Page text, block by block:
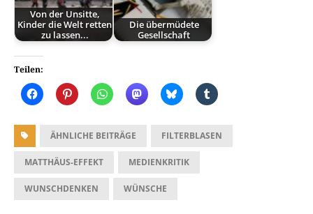
Von der Unsitte,
Kinder die Welt retten
zu lassen...
Die übermüdete
Gesellschaft
Teilen:
ÄHNLICHE BEITRÄGE FILTERBLASEN
MATTHÄUS-EFFEKT MEDIENKRITIK
WUNSCHDENKEN WÜNSCHE